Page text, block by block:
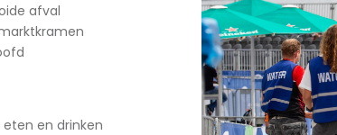
afval
en drinken